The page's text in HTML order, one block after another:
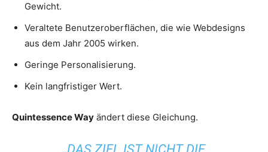
Gewicht.
Veraltete Benutzeroberflächen, die wie Webdesigns
aus dem Jahr 2005 wirken.
Geringe Personalisierung.
Kein langfristiger Wert.
Quintessence Way ändert diese Gleichung.